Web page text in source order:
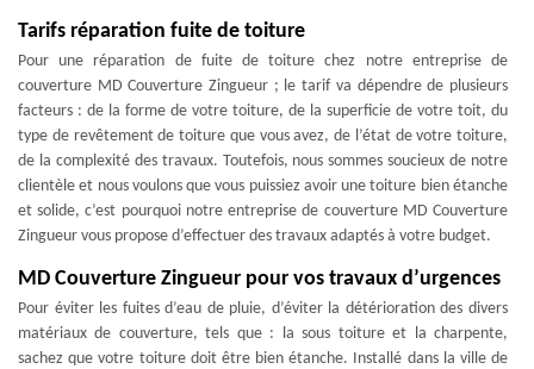
Tarifs réparation fuite de toiture
Pour une réparation de fuite de toiture chez notre entreprise de
couverture MD Couverture Zingueur ; le tarif va dépendre de plusieurs
facteurs : de la forme de votre toiture, de la superficie de votre toit, du
type de revêtement de toiture que vous avez, de l’état de votre toiture,
de la complexité des travaux. Toutefois, nous sommes soucieux de notre
clientèle et nous voulons que vous puissiez avoir une toiture bien étanche
et solide, c’est pourquoi notre entreprise de couverture MD Couverture
Zingueur vous propose d’effectuer des travaux adaptés à votre budget.
MD Couverture Zingueur pour vos travaux d’urgences
Pour éviter les fuites d’eau de pluie, d’éviter la détérioration des divers
matériaux de couverture, tels que : la sous toiture et la charpente,
sachez que votre toiture doit être bien étanche. Installé dans la ville de